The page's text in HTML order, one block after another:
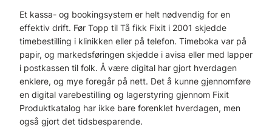
Et kassa- og bookingsystem er helt nødvendig for en
effektiv drift. Før Topp til Tå fikk Fixit i 2001 skjedde
timebestilling i klinikken eller på telefon. Timeboka var på
papir, og markedsføringen skjedde i avisa eller med lapper
i postkassen til folk. Å være digital har gjort hverdagen
enklere, og mye foregår på nett. Det å kunne gjennomføre
en digital varebestilling og lagerstyring gjennom Fixit
Produktkatalog har ikke bare forenklet hverdagen, men
også gjort det tidsbesparende.